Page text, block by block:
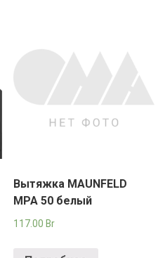
Вытяжка MAUNFELD
MPA 50 белый
117.00 Br